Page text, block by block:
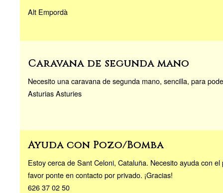
Alt Empordà
Caravana de segunda mano
Necesito una caravana de segunda mano, sencilla, para
Asturias Asturies
Ayuda con Pozo/Bomba
Estoy cerca de Sant Celoni, Cataluña. Necesito ayuda con
favor ponte en contacto por privado. ¡Gracias!
626 37 02 50